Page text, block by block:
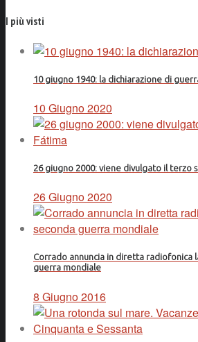
I più visti
10 giugno 1940: la dichiarazione di
10 Giugno 2020
26 giugno 2000: viene divulgato il terzo
26 Giugno 2020
Corrado annuncia in diretta radiofonica
guerra mondiale
8 Giugno 2016